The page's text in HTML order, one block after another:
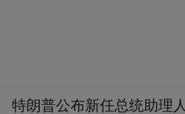
特朗普公布新任总统助理人